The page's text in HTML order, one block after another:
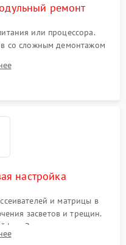
ремонт
или процессора.
со сложным демонтажом
поврежденных дорожек,
EEPROM
настройка
и матрицы в
засветов и трещин.
Закрытие корпуса.
обеспечения.